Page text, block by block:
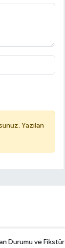
Yazılan
Durumu ve Fikstür